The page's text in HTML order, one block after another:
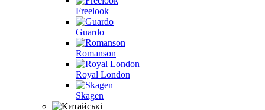
Freelook
Guardo
Romanson
Royal London
Skagen